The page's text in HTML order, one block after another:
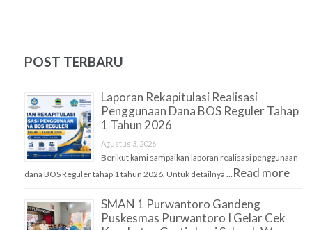
POST TERBARU
Laporan Rekapitulasi Realisasi
Penggunaan Dana BOS Reguler Tahap
1 Tahun 2026
Agustus 3, 2026
Berikut kami sampaikan laporan realisasi penggunaan
dana BOS Reguler tahap 1 tahun 2026. Untuk detailnya …
Read more
SMAN 1 Purwantoro Gandeng
Puskesmas Purwantoro I Gelar Cek